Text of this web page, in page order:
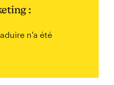
:
n'a été